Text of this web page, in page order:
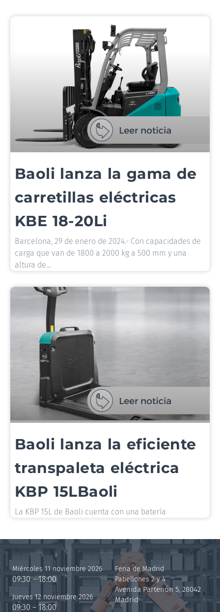
Baoli lanza la gama de
carretillas eléctricas
KBE 18-20Li
Barcelona, 29 de enero de 2024.- Con capacidades de
carga que van de 1800 a 2000 kg a 500 mm y una
altura de…
Baoli lanza la eficiente
transpaleta eléctrica
KBP 15LBaoli
La KBP 15L de Baoli cuenta con una batería
Miércoles 11 noviembre 2026
09:30 – 18:00
Jueves 12 noviembre 2026
09:30 – 18:00
Feria de Madrid
Pabellones 2 y 4
Avenida Partenón 5, 28042
Madrid